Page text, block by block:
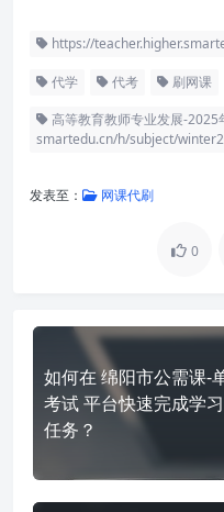
https://
代学 代考 刷网课
高等教育教师专业发展-
smartedu.cn/h/subject/
发表至： 网课代刷
0
如何在 绵阳市公需课-
考试 平台快速完成学习
任务？